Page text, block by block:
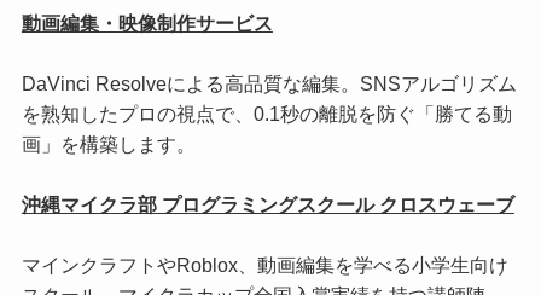
動画編集・映像制作サービス
DaVinci Resolveによる高品質な編集。SNSアルゴリズム
を熟知したプロの視点で、0.1秒の離脱を防ぐ「勝てる動
画」を構築します。
沖縄マイクラ部 プログラミングスクール クロスウェーブ
マインクラフトやRoblox、動画編集を学べる小学生向け